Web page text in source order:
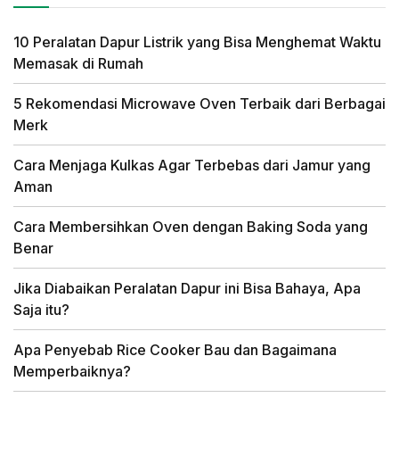
10 Peralatan Dapur Listrik yang Bisa Menghemat Waktu
Memasak di Rumah
5 Rekomendasi Microwave Oven Terbaik dari Berbagai
Merk
Cara Menjaga Kulkas Agar Terbebas dari Jamur yang
Aman
Cara Membersihkan Oven dengan Baking Soda yang
Benar
Jika Diabaikan Peralatan Dapur ini Bisa Bahaya, Apa
Saja itu?
Apa Penyebab Rice Cooker Bau dan Bagaimana
Memperbaiknya?